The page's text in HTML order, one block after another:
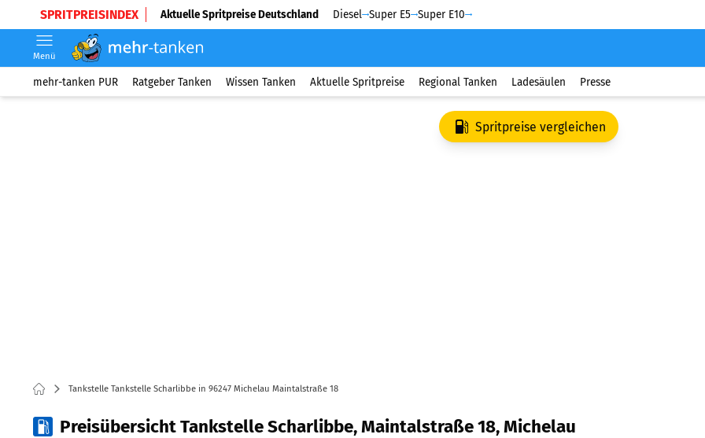
SPRITPREISINDEX Aktuelle Spritpreise Deutschland Diesel Super E5 Super E10
Menü
mehr-tanken PUR Ratgeber Tanken Wissen Tanken Aktuelle Spritpreise Regional Tanken Ladesäulen Presse
Spritpreise vergleichen
Tankstelle Tankstelle Scharlibbe in 96247 Michelau Maintalstraße 18
Preisübersicht Tankstelle Scharlibbe, Maintalstraße 18, Michelau